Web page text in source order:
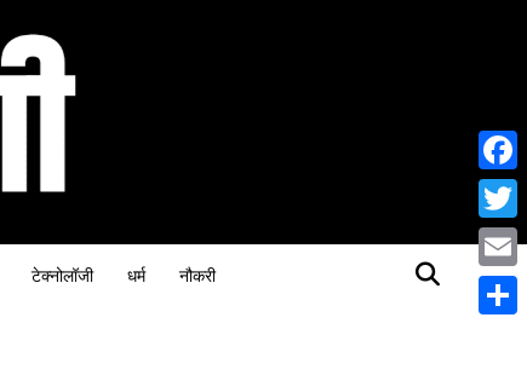
टेक्नोलॉजी धर्म नौकरी Email